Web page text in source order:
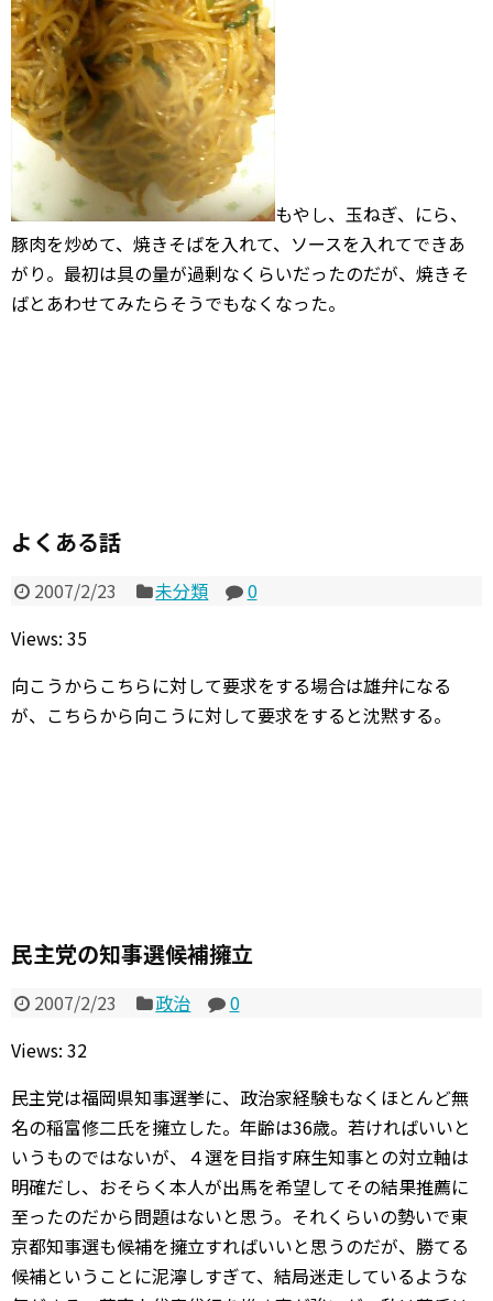
もやし、玉ねぎ、にら、
豚肉を炒めて、焼きそばを入れて、ソースを入れてできあ
がり。最初は具の量が過剰なくらいだったのだが、焼きそ
ばとあわせてみたらそうでもなくなった。
よくある話
2007/2/23 未分類
0
Views: 35
向こうからこちらに対して要求をする場合は雄弁になる
が、こちらから向こうに対して要求をすると沈黙する。
民主党の知事選候補擁立
2007/2/23 政治
0
Views: 32
民主党は福岡県知事選挙に、政治家経験もなくほとんど無
名の稲富修二氏を擁立した。年齢は36歳。若ければいいと
いうものではないが、４選を目指す麻生知事との対立軸は
明確だし、おそらく本人が出馬を希望してその結果推薦に
至ったのだから問題はないと思う。それくらいの勢いで東
京都知事選も候補を擁立すればいいと思うのだが、勝てる
候補ということに泥濘しすぎて、結局迷走しているような